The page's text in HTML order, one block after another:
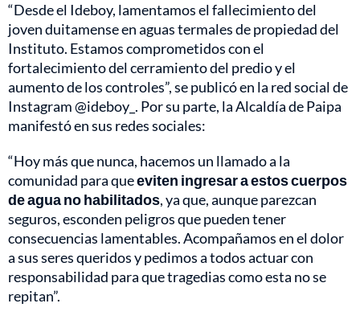
“Desde el Ideboy, lamentamos el fallecimiento del
joven duitamense en aguas termales de propiedad del
Instituto. Estamos comprometidos con el
fortalecimiento del cerramiento del predio y el
aumento de los controles”, se publicó en la red social de
Instagram @ideboy_. Por su parte, la Alcaldía de Paipa
manifestó en sus redes sociales:
“Hoy más que nunca, hacemos un llamado a la
comunidad para queeviten ingresar a estos cuerpos
de agua no habilitados, ya que, aunque parezcan
seguros, esconden peligros que pueden tener
consecuencias lamentables. Acompañamos en el dolor
a sus seres queridos y pedimos a todos actuar con
responsabilidad para que tragedias como esta no se
repitan”.